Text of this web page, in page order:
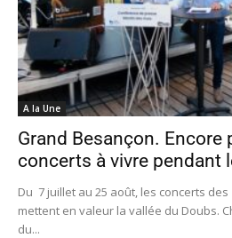
A la Une
Grand Besançon. Encore
concerts à vivre pendant
Du 7 juillet au 25 août, les concerts des
mettent en valeur la vallée du Doubs.
du...